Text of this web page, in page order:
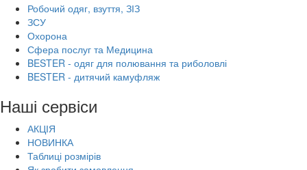
Робочий одяг, взуття, ЗІЗ
ЗСУ
Охорона
Сфера послуг та Медицина
BESTER - одяг для полювання та риболовлі
BESTER - дитячий камуфляж
Наші сервіси
АКЦІЯ
НОВИНКА
Таблиці розмірів